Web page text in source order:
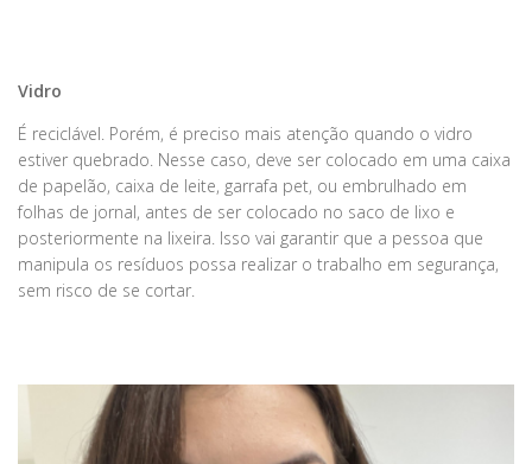
Vidro
É reciclável. Porém, é preciso mais atenção quando o vidro
estiver quebrado. Nesse caso, deve ser colocado em uma caixa
de papelão, caixa de leite, garrafa pet, ou embrulhado em
folhas de jornal, antes de ser colocado no saco de lixo e
posteriormente na lixeira. Isso vai garantir que a pessoa que
manipula os resíduos possa realizar o trabalho em segurança,
sem risco de se cortar.